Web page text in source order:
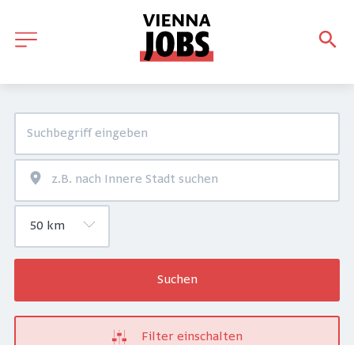
Suchen
Filter einschalten